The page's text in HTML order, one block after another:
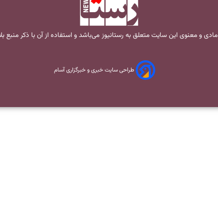
و معنوی این سایت متعلق به رستانیوز می‌باشد و استفاده از آن با ذکر منبع
طراحی سایت خبری و خبرگزاری آسام